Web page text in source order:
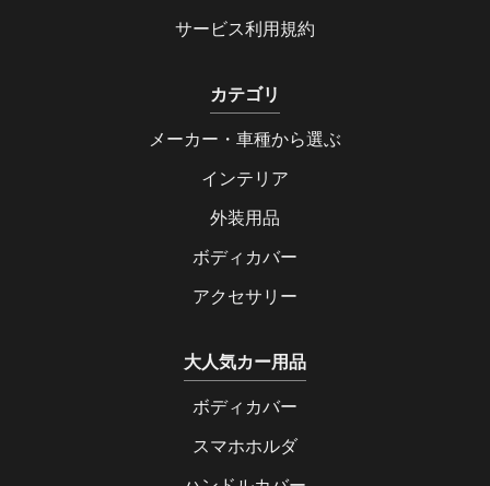
サービス利用規約
カテゴリ
メーカー・車種から選ぶ
インテリア
外装用品
ボディカバー
アクセサリー
大人気カー用品
ボディカバー
スマホホルダ